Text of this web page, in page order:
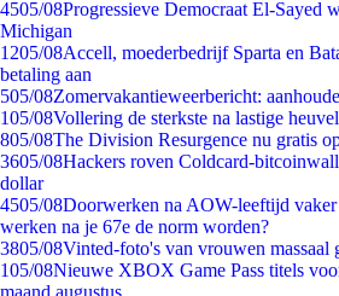
4505/08Progressieve Democraat El-Sayed
Michigan
1205/08Accell, moederbedrijf Sparta en
betaling aan
505/08Zomervakantieweerbericht:
105/08Vollering de sterkste na lastige
805/08The Division Resurgence nu gratis
3605/08Hackers roven Coldcard-
dollar
4505/08Doorwerken na AOW-leeftijd vaker
werken na je 67e de norm worden?
3805/08Vinted-foto's van vrouwen massaal
105/08Nieuwe XBOX Game Pass titels
maand augustus